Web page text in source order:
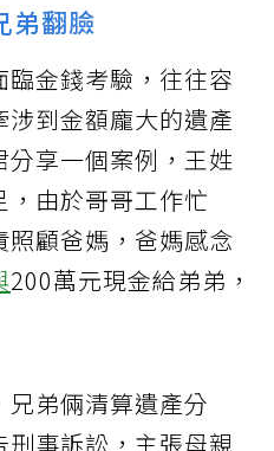
弟翻臉
金錢考驗，往往容
到金額龐大的遺產
享一個案例，王姓
由於哥哥工作忙
顧爸媽，爸媽感念
200萬元現金給弟弟，
弟倆清算遺產分
事訴訟，主張母親